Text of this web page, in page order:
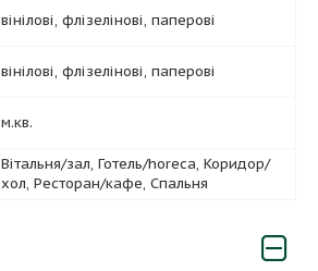
вінілові, флізелінові, паперові
вінілові, флізелінові, паперові
м.кв.
Вітальня/зал, Готель/horeca, Коридор/
хол, Ресторан/кафе, Спальня